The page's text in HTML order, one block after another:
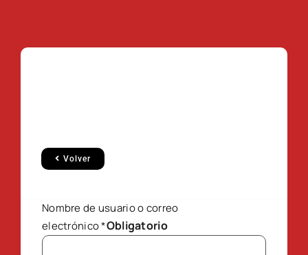
Volver
Nombre de usuario o correo
electrónico*Obligatorio